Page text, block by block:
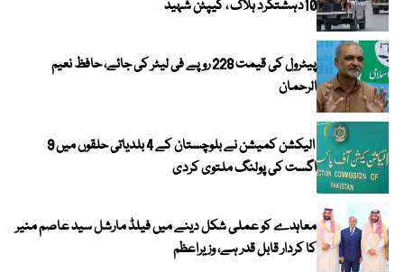
10دہشتگرد ہلاک ، کیپٹن شہید
پیٹرول کی قیمت 228 روپے فی لیٹر کی جائے، حافظ نعیم
الرحمان
الیکشن کمیشن نے بلوچستان کے 4 بلدیاتی حلقوں میں 9
اگست کی پولنگ ملتوی کردی
معاہدے کو عملی شکل دینے میں فیلڈ مارشل سید عاصم منیر
کا کردار قابل قدر ہے، وزیراعظم